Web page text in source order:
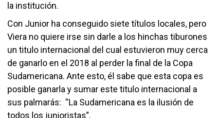
la institución.
Con Junior ha conseguido siete títulos locales, pero
Viera no quiere irse sin darle a los hinchas tiburones
un titulo internacional del cual estuvieron muy cerca
de ganarlo en el 2018 al perder la final de la Copa
Sudamericana. Ante esto, él sabe que esta copa es
posible ganarla y sumar este titulo internacional a
sus palmarás: “La Sudamericana es la ilusión de
todos los junioristas”.